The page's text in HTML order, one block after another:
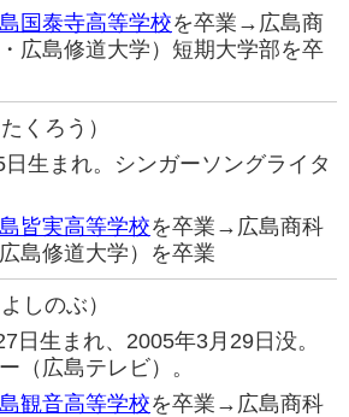
国泰寺高等学校を卒業→広島商
広島修道大学）短期大学部を卒
くろう）
生まれ。シンガーソングライタ
皆実高等学校を卒業→広島商科
島修道大学）を卒業
しのぶ）
日生まれ、2005年3月29日没。
（広島テレビ）。
観音高等学校を卒業→広島商科